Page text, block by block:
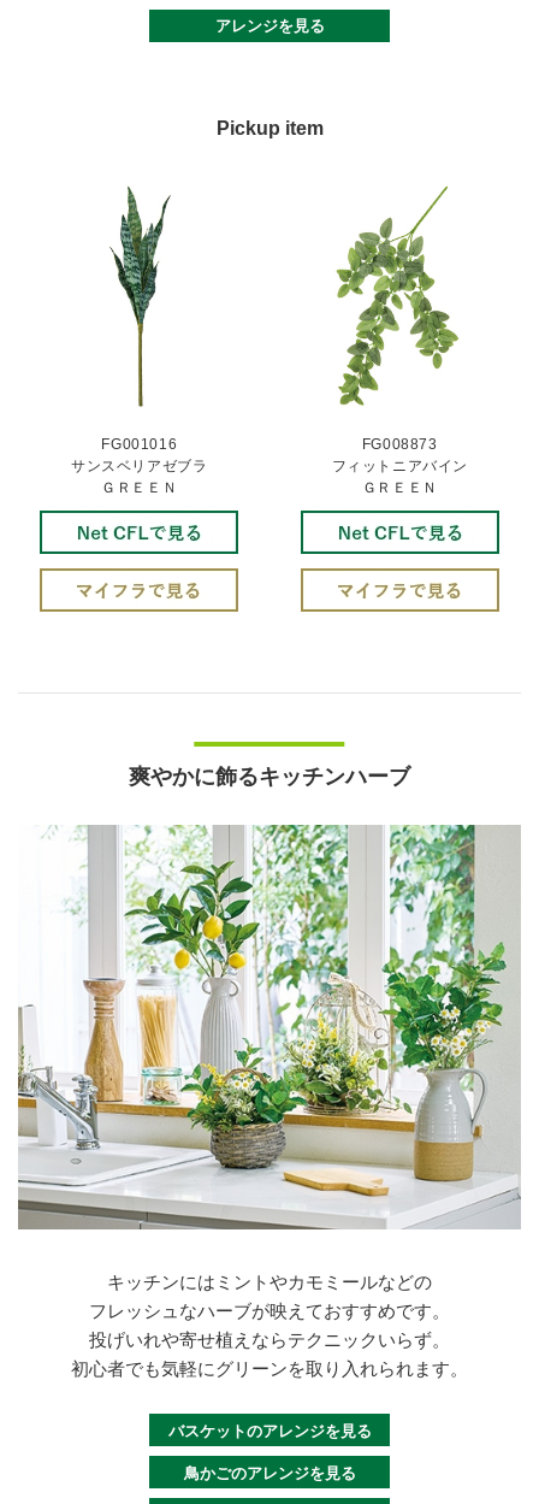
アレンジを見る
Pickup item
FG001016
サンスベリアゼブラ
ＧＲＥＥＮ
FG008873
フィットニアバイン
ＧＲＥＥＮ
爽やかに飾るキッチンハーブ
キッチンにはミントやカモミールなどの
フレッシュなハーブが映えておすすめです。
投げいれや寄せ植えならテクニックいらず。
初心者でも気軽にグリーンを取り入れられます。
バスケットのアレンジを見る
鳥かごのアレンジを見る